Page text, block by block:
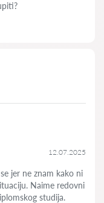
12.07.2025
jer ne znam kako ni
Naime redovni
studija.